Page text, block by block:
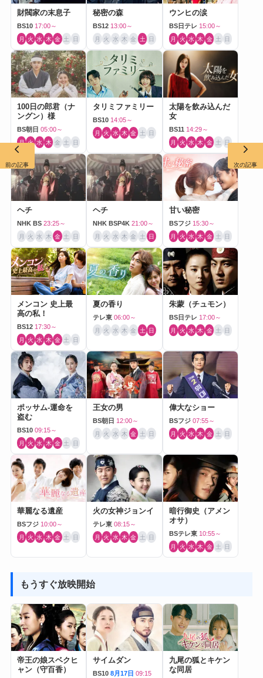
財閥家の末息子
BS10 17:00～
月 火 水 木 金 土 日
秘密の森
BS12 13:00～
月 火 水 木 金 土 日
ウンヒの涙
BS日テレ 15:00～
月 火 水 木 金 土 日
100日の郎君（ナ
ングン）様
BS朝日 05:00～
月 火 水 木 金 土 日
タリミファミリー
BS10 14:05～
月 火 水 木 金 土 日
太陽を飲み込んだ
女
BS11 14:29～
月 火 水 木 金 土 日
ヘチ
NHK BS 23:25～
月 火 水 木 金 土 日
ヘチ
NHK BSP4K 21:00～
月 火 水 木 金 土 日
甘い秘密
BSフジ 15:30～
月 火 水 木 金 土 日
メンコン 史上最
高の私！
BS12 17:30～
月 火 水 木 金 土 日
夏の香り
テレ東 06:00～
月 火 水 木 金 土 日
朱蒙（チュモン）
BS日テレ 17:00～
月 火 水 木 金 土 日
ポッサム-運命を
盗む
BS10 09:15～
月 火 水 木 金 土 日
王女の男
BS朝日 12:00～
月 火 水 木 金 土 日
偉大なショー
BSフジ 07:55～
月 火 水 木 金 土 日
華麗なる遺産
BSフジ 10:00～
月 火 水 木 金 土 日
火の女神ジョンイ
テレ東 08:15～
月 火 水 木 金 土 日
暗行御史（アメン
オサ）
BSテレ東 10:55～
月 火 水 木 金 土 日
もうすぐ放映開始
帝王の娘スベクヒ
ャン（守百香）
サイムダン
BS10 8月17日 09:15
九尾の狐とキケン
な同居
前の記事 次の記事